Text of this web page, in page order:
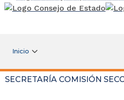
Rama Judicial
Inicio
SECRETARÍA COMISIÓN